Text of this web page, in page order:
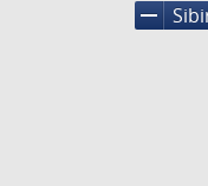
remove